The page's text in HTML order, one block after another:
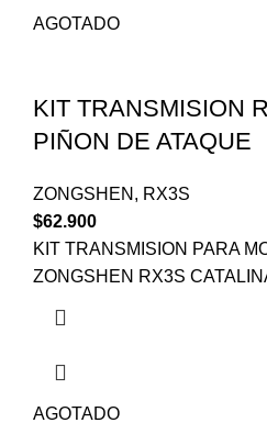
AGOTADO
KIT TRANSMISION
PIÑON DE ATAQUE
ZONGSHEN , RX3S
$62.900
KIT TRANSMISION PARA
ZONGSHEN RX3S
AGOTADO